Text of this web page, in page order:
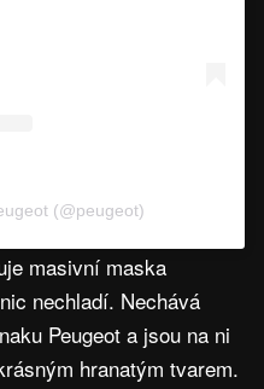
(@peugeot)
masivní maska
nechladí. Nechává
Peugeot a jsou na ni
hranatým tvarem.